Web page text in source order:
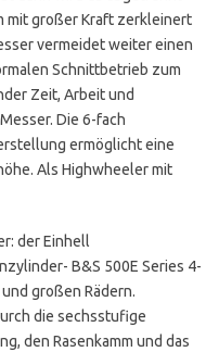
mit großer Kraft zerkleinert
vermeidet weiter einen
Schnittbetrieb zum
Zeit, Arbeit und
Die 6-fach
ermöglicht eine
Als Highwheeler mit
der Einhell
B&S 500E Series 4-
großen Rädern.
die sechsstufige
den Rasenkamm und das